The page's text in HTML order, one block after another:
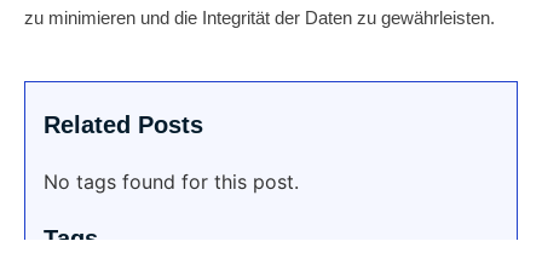
zu minimieren und die Integrität der Daten zu gewährleisten.
Related Posts
No tags found for this post.
Tags